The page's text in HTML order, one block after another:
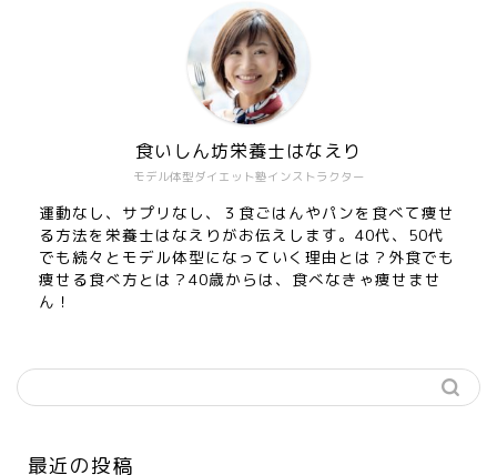
モデル体型ダイエット塾インストラクター
食いしん坊栄養士はなえり
運動なし、サプリなし、３食ごはんやパンを食べて痩せ
る方法を栄養士はなえりがお伝えします。40代、50代
でも続々とモデル体型になっていく理由とは？外食でも
痩せる食べ方とは？40歳からは、食べなきゃ痩せませ
ん！
最近の投稿